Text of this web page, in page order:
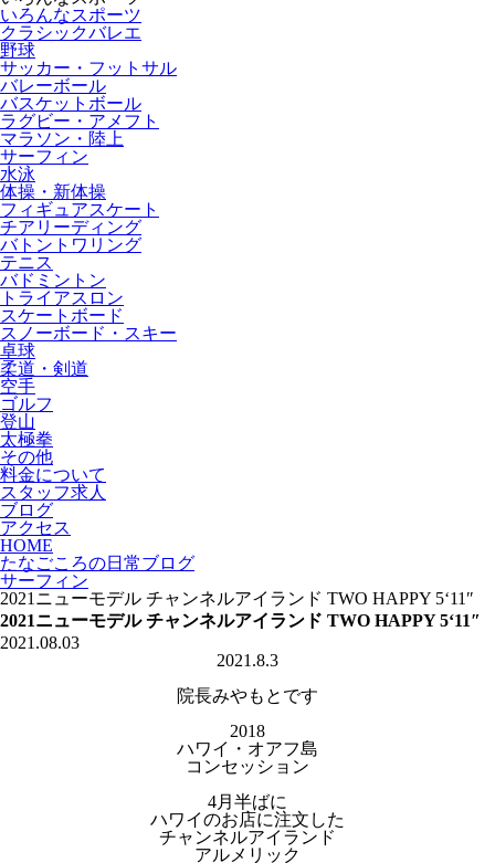
いろんなスポーツ
クラシックバレエ
野球
サッカー・フットサル
バレーボール
バスケットボール
ラグビー・アメフト
マラソン・陸上
サーフィン
水泳
体操・新体操
フィギュアスケート
チアリーディング
バトントワリング
テニス
バドミントン
トライアスロン
スケートボード
スノーボード・スキー
卓球
柔道・剣道
空手
ゴルフ
登山
太極拳
その他
料金について
スタッフ求人
ブログ
アクセス
HOME
たなごころの日常ブログ
サーフィン
2021ニューモデル チャンネルアイランド TWO HAPPY 5‘11″
2021ニューモデル チャンネルアイランド TWO HAPPY 5‘11″
2021.08.03
2021.8.3
院長みやもとです
2018
ハワイ・オアフ島
コンセッション
4月半ばに
ハワイのお店に注文した
チャンネルアイランド
アルメリック